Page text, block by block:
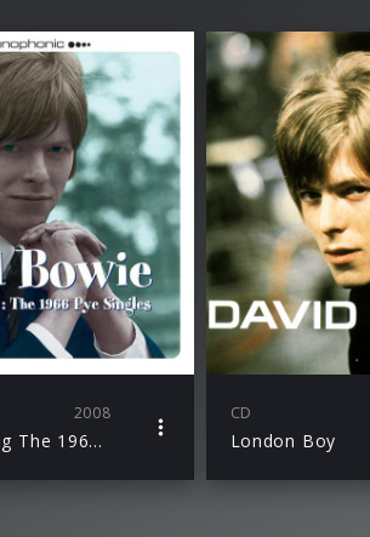
2008
I Dig Everything The 1966 Pye Singles
CD
London Boy